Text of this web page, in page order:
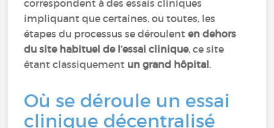
correspondent à des essais cliniques
impliquant que certaines, ou toutes, les
étapes du processus se déroulenten dehors
du site habituel de l’essai clinique, ce site
étant classiquement un grand hôpital.
Où se déroule un essai
clinique décentralisé